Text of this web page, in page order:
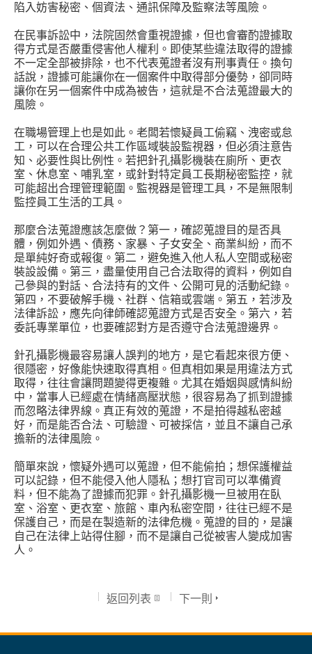
陷入妨害秘密、個資法、通訊保障及監察法等風險。
在民事訴訟中，法院固然會重視證據，但也會審酌證據取
得方式是否嚴重侵害他人權利。即使某些違法取得的證據
不一定全部被排除，也不代表蒐證者沒有刑事責任。換句
話說，證據可能讓你在一個案件中取得部分優勢，卻同時
讓你在另一個案件中成為被告，這就是不合法蒐證最大的
風險。
在職場管理上也是如此。老闆若懷疑員工偷竊、洩密或怠
工，可以在合理公共工作區域裝設監視器，但必須注意告
知、必要性與比例性。若把針孔攝影機裝在廁所、更衣
室、休息室、哺乳室，或針對特定員工長期秘密監控，就
可能超出合理管理範圍。監視器是管理工具，不是無限制
監控員工生活的工具。
那麼合法蒐證應該怎麼做？第一，確認蒐證目的是否具
體，例如外遇、債務、家暴、子女安全、商業糾紛，而不
是單純好奇或報復。第二，避免進入他人私人空間或秘密
裝設設備。第三，盡量使用自己合法取得的資料，例如自
己參與的對話、合法持有的文件、公開可見的活動紀錄。
第四，不要破解手機、社群、信箱或雲端。第五，若涉及
法律訴訟，應先向律師確認蒐證方式是否安全。第六，若
委託專業單位，也要確認對方是否遵守合法蒐證邊界。
針孔攝影機最容易讓人誤判的地方，是它看起來很方便、
很隱密，好像能快速取得真相。但真相如果是用違法方式
取得，往往會讓問題變得更複雜。尤其在婚姻與感情糾紛
中，當事人已經處在情緒高壓狀態，很容易為了抓到證據
而忽略法律界線。真正有效的蒐證，不是拍得越私密越
好，而是能否合法、可驗證、可被採信，並且不讓自己承
擔新的法律風險。
簡單來說，懷疑外遇可以蒐證，但不能偷拍；想保護權益
可以記錄，但不能侵入他人隱私；想打官司可以準備資
料，但不能為了證據而犯罪。針孔攝影機一旦被用在臥
室、浴室、更衣室、旅館、車內私密空間，往往已經不是
保護自己，而是在製造新的法律危機。蒐證的目的，是讓
自己在法律上站得住腳，而不是讓自己從被害人變成加害
人。
返回列表 下一則